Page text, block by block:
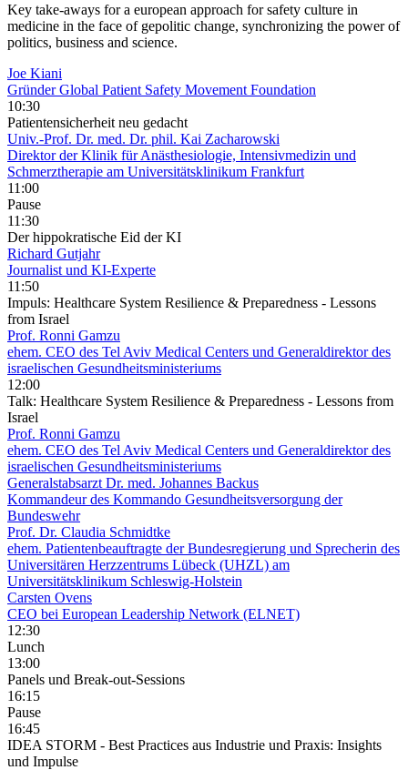
Key take-aways for a european approach for safety culture in
medicine in the face of gepolitic change, synchronizing the power of
politics, business and science.
Joe Kiani
Gründer Global Patient Safety Movement Foundation
10:30
Patientensicherheit neu gedacht
Univ.-Prof. Dr. med. Dr. phil. Kai Zacharowski
Direktor der Klinik für Anästhesiologie, Intensivmedizin und
Schmerztherapie am Universitätsklinikum Frankfurt
11:00
Pause
11:30
Der hippokratische Eid der KI
Richard Gutjahr
Journalist und KI-Experte
11:50
Impuls: Healthcare System Resilience & Preparedness - Lessons
from Israel
Prof. Ronni Gamzu
ehem. CEO des Tel Aviv Medical Centers und Generaldirektor des
israelischen Gesundheitsministeriums
12:00
Talk: Healthcare System Resilience & Preparedness - Lessons from
Israel
Prof. Ronni Gamzu
ehem. CEO des Tel Aviv Medical Centers und Generaldirektor des
israelischen Gesundheitsministeriums
Generalstabsarzt Dr. med. Johannes Backus
Kommandeur des Kommando Gesundheitsversorgung der
Bundeswehr
Prof. Dr. Claudia Schmidtke
ehem. Patientenbeauftragte der Bundesregierung und Sprecherin des
Universitären Herzzentrums Lübeck (UHZL) am
Universitätsklinikum Schleswig-Holstein
Carsten Ovens
CEO bei European Leadership Network (ELNET)
12:30
Lunch
13:00
Panels und Break-out-Sessions
16:15
Pause
16:45
IDEA STORM - Best Practices aus Industrie und Praxis: Insights
und Impulse